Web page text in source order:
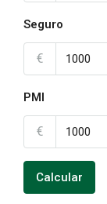
Seguro
€
PMI
€
Calcular